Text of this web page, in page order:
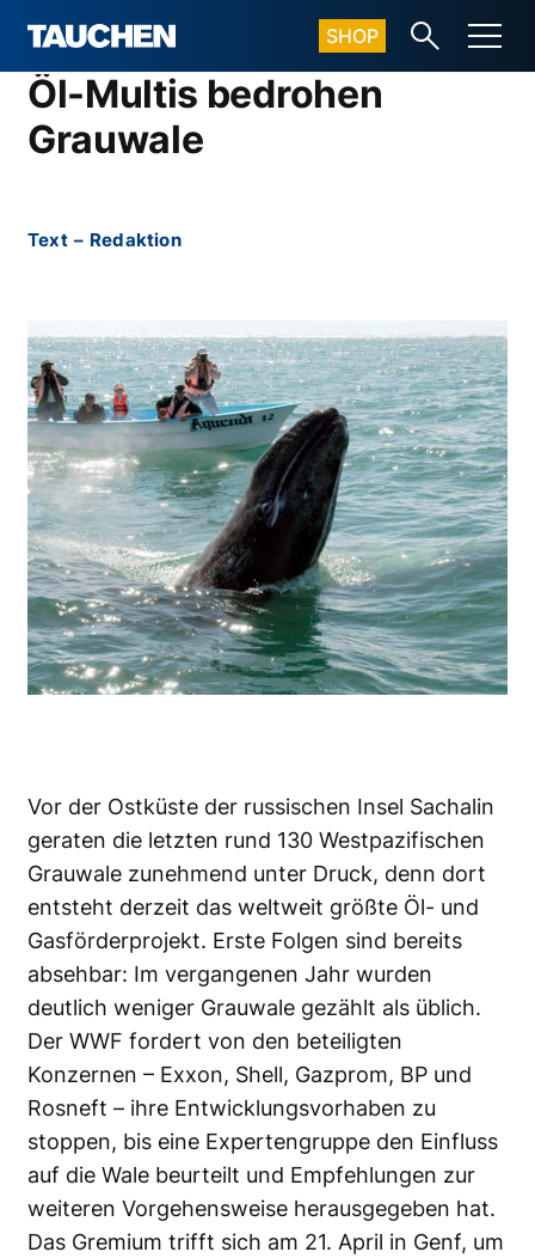
SHOP
Öl-Multis bedrohen
Grauwale
Text – Redaktion
Vor der Ostküste der russischen Insel Sachalin
geraten die letzten rund 130 Westpazifischen
Grauwale zunehmend unter Druck, denn dort
entsteht derzeit das weltweit größte Öl- und
Gasförderprojekt. Erste Folgen sind bereits
absehbar: Im vergangenen Jahr wurden
deutlich weniger Grauwale gezählt als üblich.
Der WWF fordert von den beteiligten
Konzernen – Exxon, Shell, Gazprom, BP und
Rosneft – ihre Entwicklungsvorhaben zu
stoppen, bis eine Expertengruppe den Einfluss
auf die Wale beurteilt und Empfehlungen zur
weiteren Vorgehensweise herausgegeben hat.
Das Gremium trifft sich am 21. April in Genf, um